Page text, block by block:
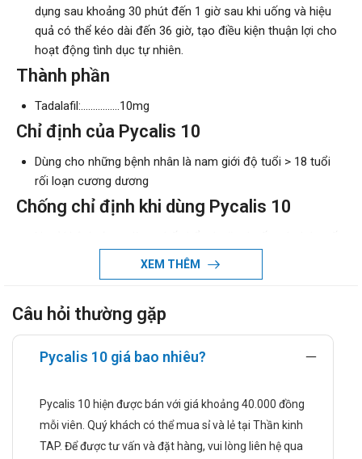
dụng sau khoảng 30 phút đến 1 giờ sau khi uống và hiệu
quả có thể kéo dài đến 36 giờ, tạo điều kiện thuận lợi cho
hoạt động tình dục tự nhiên.
Thành phần
Tadalafil:................10mg
Chỉ định của Pycalis 10
Dùng cho những bệnh nhân là nam giới độ tuổi > 18 tuổi
rối loạn cương dương
Chống chỉ định khi dùng Pycalis 10
Trẻ < 18 tuổi.
Người bị mẫn cảm với Tadalafil hoặc thành phần khác có
trong thuốc.
Người bệnh bị mắc bệnh tim nặng.
Cách dùng và liều dùng của Pycalis 10
Cách dùng:
XEM THÊM
Câu hỏi thường gặp
Pycalis 10 giá bao nhiêu?
Pycalis 10 hiện được bán với giá khoảng 40.000 đồng
mỗi viên. Quý khách có thể mua sỉ và lẻ tại Thần kinh
TAP. Để được tư vấn và đặt hàng, vui lòng liên hệ qua